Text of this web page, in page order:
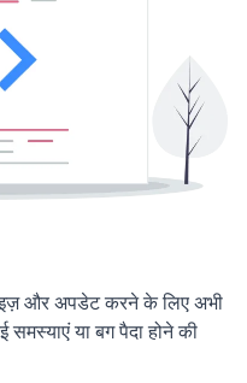
और अपडेट करने के लिए अभी
या बग पैदा होने की